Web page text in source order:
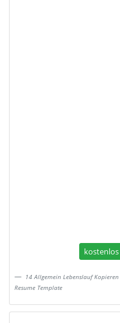
14 Allgemein Lebenslauf Kopieren
Resume Template